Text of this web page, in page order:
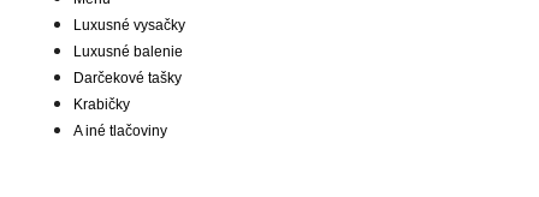
Luxusné vysačky
Luxusné balenie
Darčekové tašky
Krabičky
A iné tlačoviny